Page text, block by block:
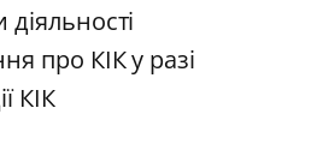
про КІК у разі
КІК